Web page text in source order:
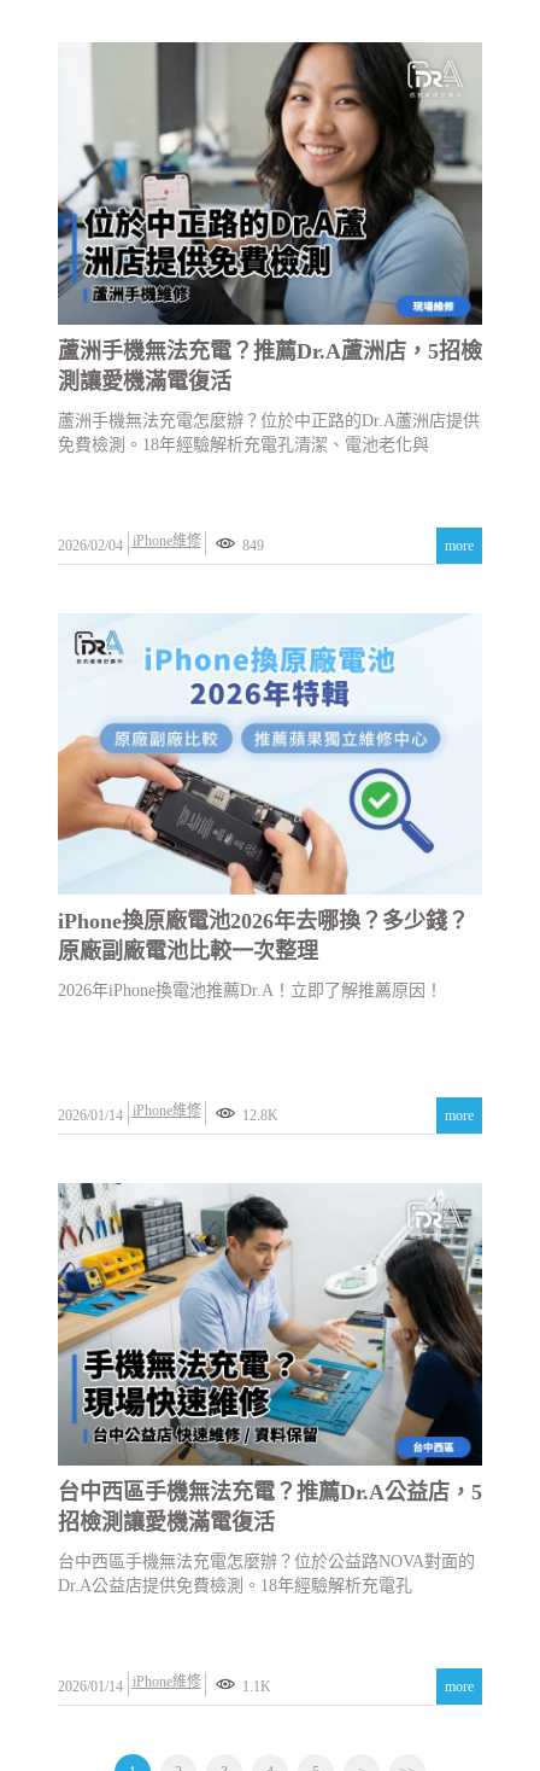
蘆洲手機無法充電？推薦Dr.A蘆洲店，5招檢
測讓愛機滿電復活
蘆洲手機無法充電怎麼辦？位於中正路的Dr.A蘆洲店提供
免費檢測。18年經驗解析充電孔清潔、電池老化與
2026/02/04 iPhone維修 849 more
iPhone換原廠電池2026年去哪換？多少錢？
原廠副廠電池比較一次整理
2026年iPhone換電池推薦Dr.A！立即了解推薦原因！
2026/01/14 iPhone維修 12.8K more
台中西區手機無法充電？推薦Dr.A公益店，5
招檢測讓愛機滿電復活
台中西區手機無法充電怎麼辦？位於公益路NOVA對面的
Dr.A公益店提供免費檢測。18年經驗解析充電孔
2026/01/14 iPhone維修 1.1K more